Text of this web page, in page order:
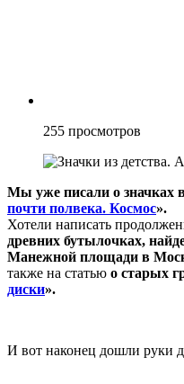
255 просмотров
Мы уже писали о значках в
почти полвека. Космос».
Хотели написать
древних бутылочках,
Манежной площади в
также на статью о старых
диски».
И вот наконец дошли руки